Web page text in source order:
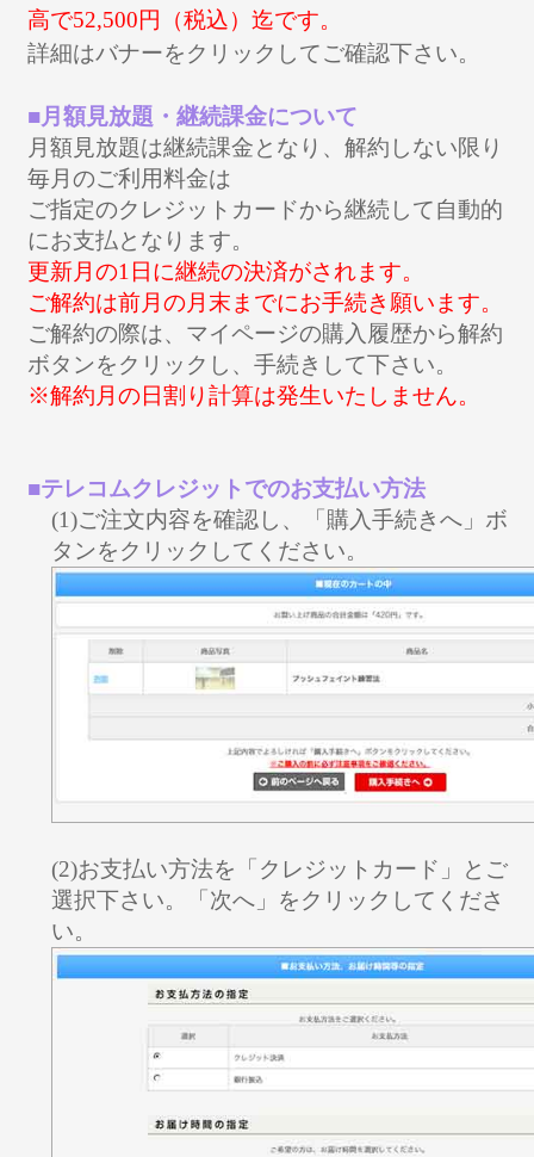
高で52,500円（税込）迄です。
詳細はバナーをクリックしてご確認下さい。
■月額見放題・継続課金について
月額見放題は継続課金となり、解約しない限り
毎月のご利用料金は
ご指定のクレジットカードから継続して自動的
にお支払となります。
更新月の1日に継続の決済がされます。
ご解約は前月の月末までにお手続き願います。
ご解約の際は、マイページの購入履歴から解約
ボタンをクリックし、手続きして下さい。
※解約月の日割り計算は発生いたしません。
■テレコムクレジットでのお支払い方法
(1)ご注文内容を確認し、「購入手続きへ」ボ
タンをクリックしてください。
(2)お支払い方法を「クレジットカード」とご
選択下さい。「次へ」をクリックしてくださ
い。